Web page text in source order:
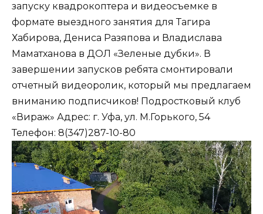
запуску квадрокоптера и видеосъемке в
формате выездного занятия для Тагира
Хабирова, Дениса Разяпова и Владислава
Маматханова в ДОЛ «Зеленые дубки». В
завершении запусков ребята смонтировали
отчетный видеоролик, который мы предлагаем
вниманию подписчиков! Подростковый клуб
«Вираж» Адрес: г. Уфа, ул. М.Горького, 54
Телефон: 8(347)287-10-80